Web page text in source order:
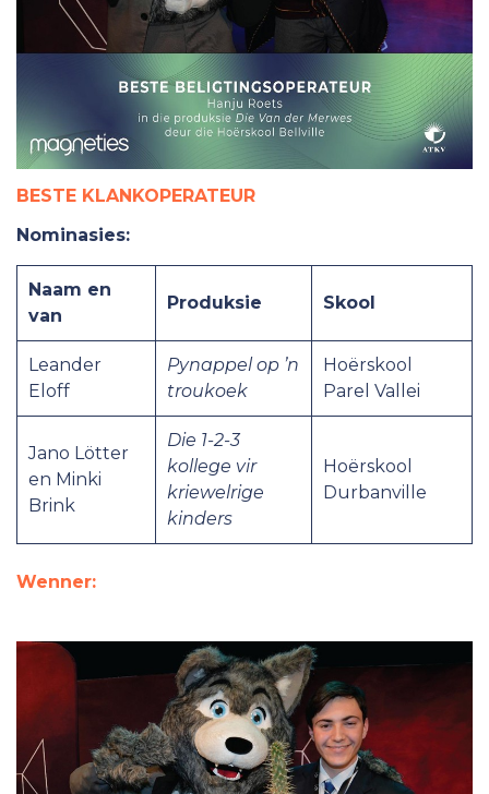
BESTE KLANKOPERATEUR
Nominasies:
Naam en
van
Produksie Skool
Leander
Eloff
Pynappel op ’n
troukoek
Hoërskool
Parel Vallei
Jano Lötter
en Minki
Brink
Die 1-2-3
kollege vir
kriewelrige
kinders
Hoërskool
Durbanville
Wenner: